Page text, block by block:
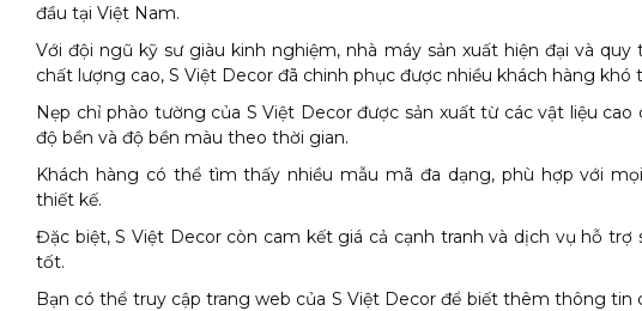
đầu tại Việt Nam.
Với đội ngũ kỹ sư giàu kinh nghiệm, nhà máy sản xuất hiện đại và quy
chất lượng cao, S Việt Decor đã chinh phục được nhiều khách hàng khó
Nẹp chỉ phào tường của S Việt Decor được sản xuất từ các vật liệu cao
độ bền và độ bền màu theo thời gian.
Khách hàng có thể tìm thấy nhiều mẫu mã đa dạng, phù hợp với
thiết kế.
Đặc biệt, S Việt Decor còn cam kết giá cả cạnh tranh và dịch vụ hỗ trợ
tốt.
Bạn có thể truy cập trang web của S Việt Decor để biết thêm thông tin